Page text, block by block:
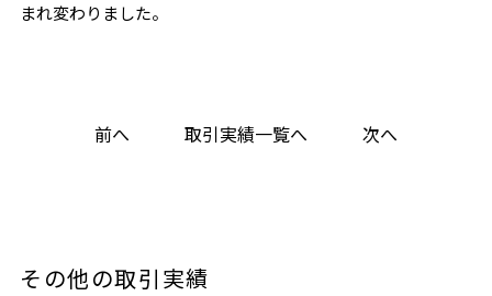
まれ変わりました。
前へ 取引実績一覧へ 次へ
その他の取引実績